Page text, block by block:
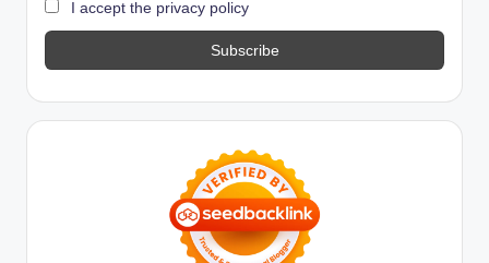
I accept the privacy policy